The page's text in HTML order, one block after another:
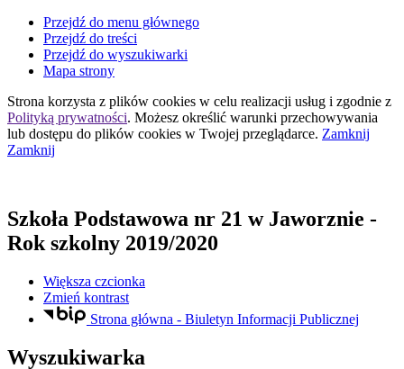
Przejdź do menu głównego
Przejdź do treści
Przejdź do wyszukiwarki
Mapa strony
Strona korzysta z plików cookies w celu realizacji usług i zgodnie z
Polityką prywatności. Możesz określić warunki przechowywania
lub dostępu do plików cookies w Twojej przeglądarce. Zamknij
Zamknij
Szkoła Podstawowa nr 21 w Jaworznie -
Rok szkolny 2019/2020
Większa czcionka
Zmień kontrast
Strona główna - Biuletyn Informacji Publicznej
Wyszukiwarka